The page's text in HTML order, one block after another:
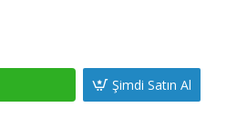
Şimdi Satın Al